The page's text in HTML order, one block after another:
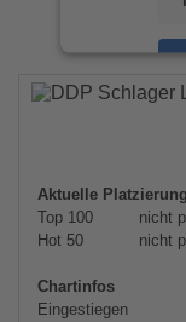
Aktuelle
Top 100
nicht
Hot 50
nicht
Chartinfos
Eingestiegen